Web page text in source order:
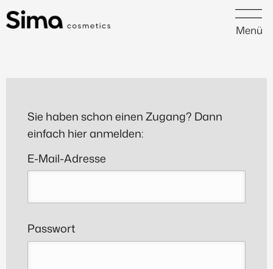
Menü
Sie haben schon einen Zugang? Dann
einfach hier anmelden:
E-Mail-Adresse
Passwort